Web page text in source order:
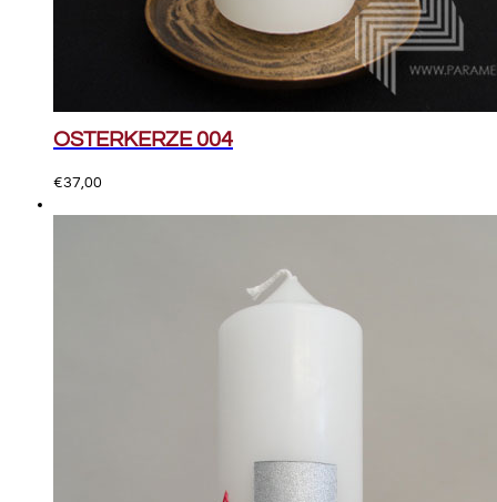
OSTERKERZE 004
€37,00